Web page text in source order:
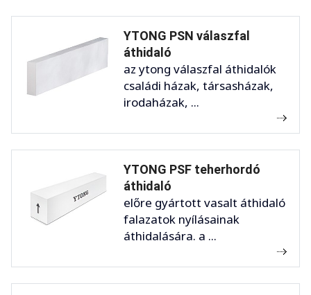
YTONG PSN válaszfal
áthidaló
az ytong válaszfal áthidalók
családi házak, társasházak,
irodaházak, ...
YTONG PSF teherhordó
áthidaló
előre gyártott vasalt áthidaló
falazatok nyílásainak
áthidalására. a ...